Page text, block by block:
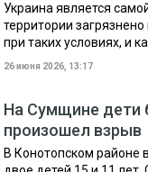
Украина является
территории
при таких условиях, и
26 июня 2026, 13:17
На Сумщине дети
произошел взрыв
В Конотопском районе